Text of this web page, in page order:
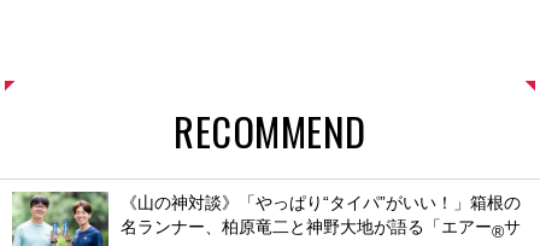
RECOMMEND
《山の神対談》「やっぱり“タイパ”がいい！」箱根の
名ランナー、柏原竜二と神野大地が語る「エアー®サ